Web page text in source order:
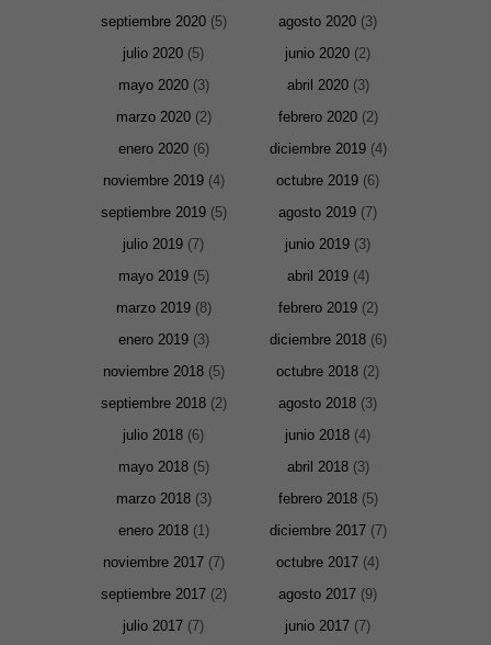
septiembre 2020(5) agosto 2020 (3)
julio 2020 (5) junio 2020 (2)
mayo 2020(3) abril 2020(3)
marzo 2020(2) febrero 2020(2)
enero 2020(6) diciembre 2019(4)
noviembre 2019(4) octubre 2019 (6)
septiembre 2019(5) agosto 2019 (7)
julio 2019 (7) junio 2019 (3)
mayo 2019(5) abril 2019(4)
marzo 2019(8) febrero 2019(2)
enero 2019(3) diciembre 2018(6)
noviembre 2018(5) octubre 2018 (2)
septiembre 2018(2) agosto 2018 (3)
julio 2018 (6) junio 2018 (4)
mayo 2018(5) abril 2018(3)
marzo 2018(3) febrero 2018(5)
enero 2018(1) diciembre 2017(7)
noviembre 2017(7) octubre 2017 (4)
septiembre 2017(2) agosto 2017 (9)
julio 2017 (7) junio 2017 (7)
Necesarias
Estadísticas
cookies no
opcionales.
necesarias
funcione la